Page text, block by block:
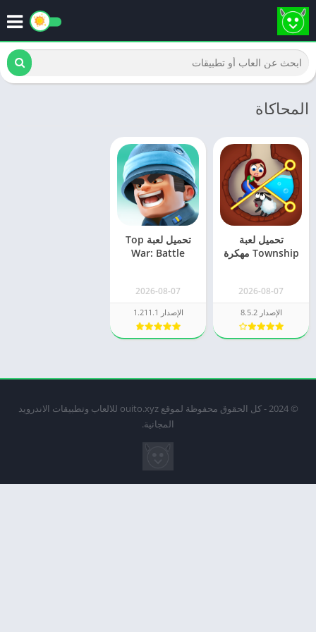
المحاكاة
تحميل لعبة
Township مهكرة
2026-08-07
الإصدار 8.5.2
تحميل لعبة Top
War: Battle
2026-08-07
الإصدار 1.211.1
© 2024 - كل الحقوق محفوظة لموقع ouito.xyz للالعاب وتطبيقات الاندرويد
المجانية.